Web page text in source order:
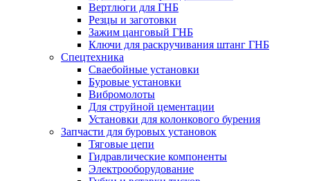
Вертлюги для ГНБ
Резцы и заготовки
Зажим цанговый ГНБ
Ключи для раскручивания штанг ГНБ
Спецтехника
Сваебойные установки
Буровые установки
Вибромолоты
Для струйной цементации
Установки для колонкового бурения
Запчасти для буровых установок
Тяговые цепи
Гидравлические компоненты
Электрооборудование